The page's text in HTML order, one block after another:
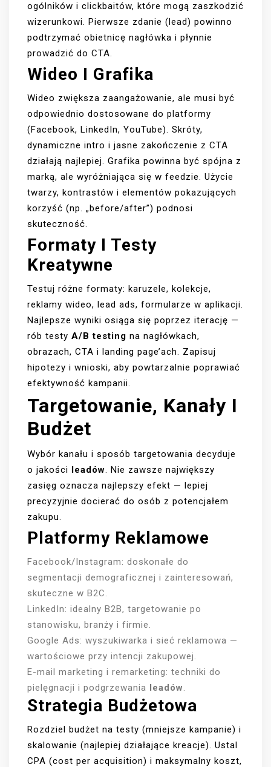
ogólników i clickbaitów, które mogą zaszkodzić
wizerunkowi. Pierwsze zdanie (lead) powinno
podtrzymać obietnicę nagłówka i płynnie
prowadzić do CTA.
Wideo I Grafika
Wideo zwiększa zaangażowanie, ale musi być
odpowiednio dostosowane do platformy
(Facebook, LinkedIn, YouTube). Skróty,
dynamiczne intro i jasne zakończenie z CTA
działają najlepiej. Grafika powinna być spójna z
marką, ale wyróżniająca się w feedzie. Użycie
twarzy, kontrastów i elementów pokazujących
korzyść (np. „before/after”) podnosi
skuteczność.
Formaty I Testy
Kreatywne
Testuj różne formaty: karuzele, kolekcje,
reklamy wideo, lead ads, formularze w aplikacji.
Najlepsze wyniki osiąga się poprzez iterację —
rób testy A/B testing na nagłówkach,
obrazach, CTA i landing page’ach. Zapisuj
hipotezy i wnioski, aby powtarzalnie poprawiać
efektywność kampanii.
Targetowanie, Kanały I
Budżet
Wybór kanału i sposób targetowania decyduje
o jakości leadów. Nie zawsze największy
zasięg oznacza najlepszy efekt — lepiej
precyzyjnie docierać do osób z potencjałem
zakupu.
Platformy Reklamowe
Facebook/Instagram: doskonałe do
segmentacji demograficznej i zainteresowań,
skuteczne w B2C.
LinkedIn: idealny B2B, targetowanie po
stanowisku, branży i firmie.
Google Ads: wyszukiwarka i sieć reklamowa —
wartościowe przy intencji zakupowej.
E-mail marketing i remarketing: techniki do
pielęgnacji i podgrzewania leadów.
Strategia Budżetowa
Rozdziel budżet na testy (mniejsze kampanie) i
skalowanie (najlepiej działające kreacje). Ustal
CPA (cost per acquisition) i maksymalny koszt,